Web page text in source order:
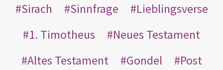
Sirach
Sinnfrage
Lieblingsverse
1. Timotheus
Neues Testament
Altes Testament
Gondel
Post